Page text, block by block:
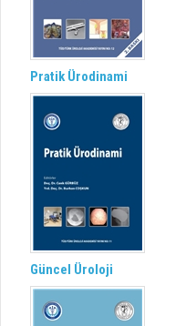
Pratik Ürodinami
Güncel Üroloji